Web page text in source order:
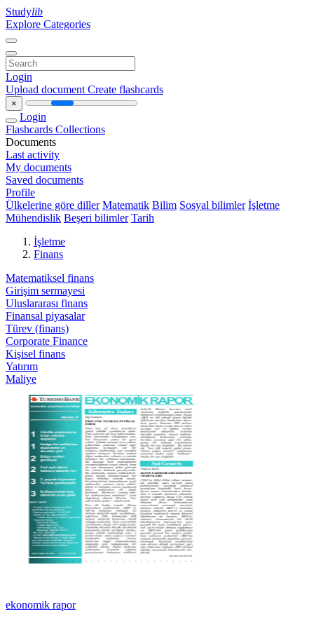
Studylib
Explore Categories
Login
Upload document Create flashcards
×
Login
Flashcards Collections
Documents
Last activity
My documents
Saved documents
Profile
Ülkelerine göre diller Matematik Bilim Sosyal bilimler İşletme
Mühendislik Beşeri bilimler Tarih
İşletme
Finans
Matematiksel finans
Girişim sermayesi
Uluslararası finans
Finansal piyasalar
Türev (finans)
Corporate Finance
Kişisel finans
Yatırım
Maliye
ekonomik rapor